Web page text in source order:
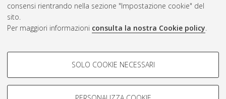
consensi rientrando nella sezione "Impostazione cookie" del
sito.
Per maggiori informazioni consulta la nostra Cookie policy.
COOKIE DI PROFILAZIONE -
Si tratta di cookie utilizzati per analizzare le caratteristiche della
navigazione degli utenti, creare profili in base al loro comportamento
SOLO COOKIE NECESSARI
ISSN: 2038-7946
Impostazioni Cookie
Informativa sulla privacy
Condizioni d’uso del sito